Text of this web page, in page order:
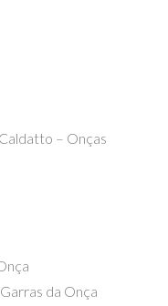
– Onças
da Onça